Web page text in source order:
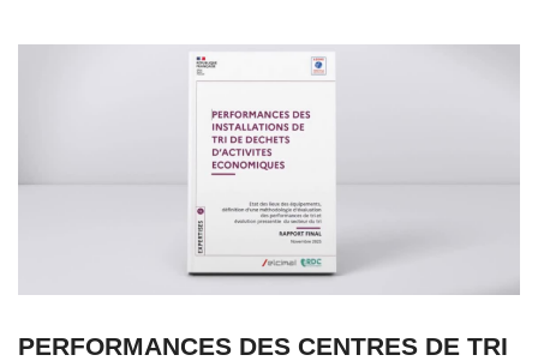
PERFORMANCES DES CENTRES DE TRI